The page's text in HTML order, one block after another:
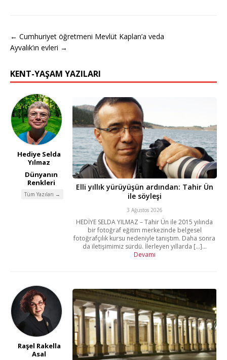
← Cumhuriyet öğretmeni Mevlüt Kaplan’a veda
Ayvalık’ın evleri →
KENT-YAŞAM YAZILARI
Hediye Selda
Yılmaz
Dünyanın
Renkleri
Tüm Yazıları →
Elli yıllık yürüyüşün ardından: Tahir Ün
ile söyleşi
3 Ağustos 2026
HEDİYE SELDA YILMAZ – Tahir Ün ile 2015 yılında
bir fotoğraf eğitim merkezinde belgesel
fotoğrafçılık kursu nedeniyle tanıştım. Daha sonra
da iletişimimiz sürdü. İlerleyen yıllarda [...]...
Devamı
Raşel Rakella
Asal